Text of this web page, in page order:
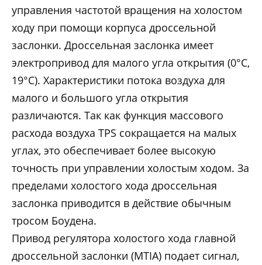
управления частотой вращения на холостом
ходу при помощи корпуса дроссельной
заслонки. Дроссельная заслонка имеет
электропривод для малого угла открытия (0°С,
19°С). Характеристики потока воздуха для
малого и большого угла открытия
различаются. Так как функция массового
расхода воздуха TPS сокращается на малых
углах, это обеспечивает более высокую
точность при управлении холостым ходом. За
пределами холостого хода дроссельная
заслонка приводится в действие обычным
тросом Боудена.
Привод регулятора холостого хода главной
дроссельной заслонки (MTIA) подает сигнал,